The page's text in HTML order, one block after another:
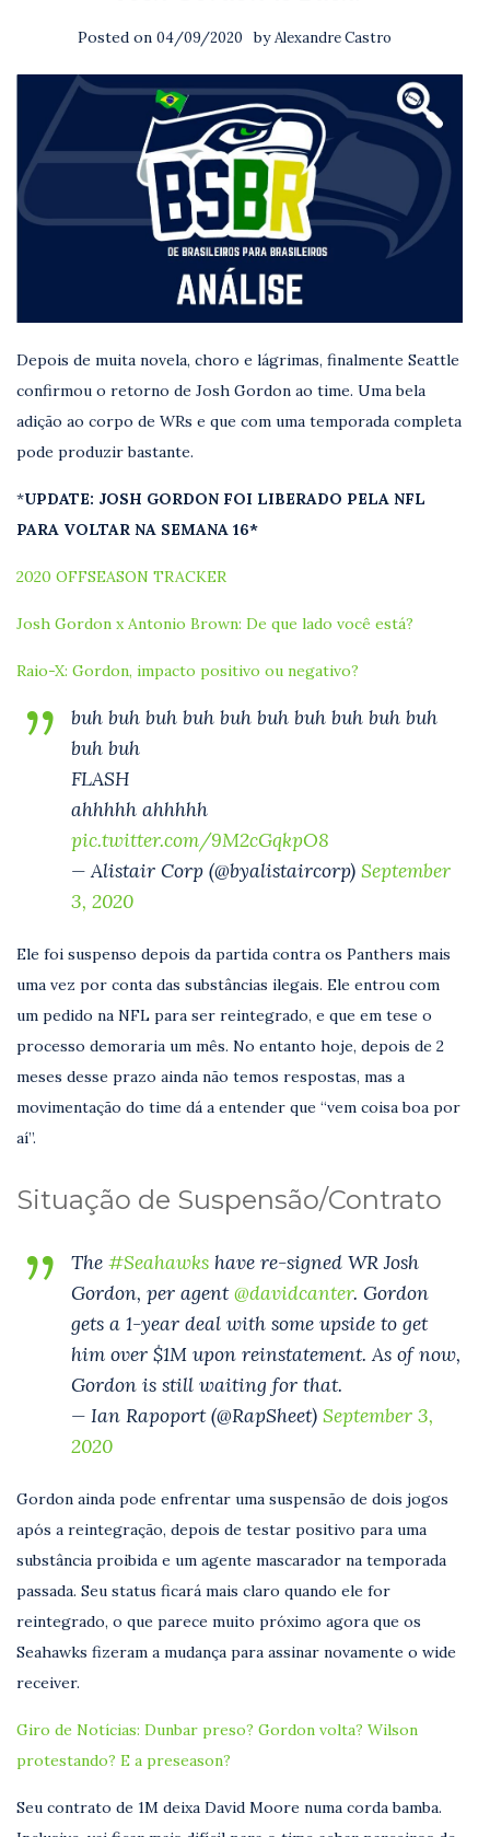
Posted on 04/09/2020 byAlexandre Castro
Depois de muita novela, choro e lágrimas, finalmente Seattle
confirmou o retorno de Josh Gordon ao time. Uma bela
adição ao corpo de WRs e que com uma temporada completa
pode produzir bastante.
*UPDATE: JOSH GORDON FOI LIBERADO PELA NFL
PARA VOLTAR NA SEMANA 16*
2020 OFFSEASON TRACKER
Josh Gordon x Antonio Brown: De que lado você está?
Raio-X: Gordon, impacto positivo ou negativo?
buh buh buh buh buh buh buh buh buh buh
buh buh
FLASH
ahhhhh ahhhhh
pic.twitter.com/9M2cGqkpO8
— Alistair Corp (@byalistaircorp) September
3, 2020
Ele foi suspenso depois da partida contra os Panthers mais
uma vez por conta das substâncias ilegais. Ele entrou com
um pedido na NFL para ser reintegrado, e que em tese o
processo demoraria um mês. No entanto hoje, depois de 2
meses desse prazo ainda não temos respostas, mas a
movimentação do time dá a entender que “vem coisa boa por
aí”.
Situação de Suspensão/Contrato
The #Seahawks have re-signed WR Josh
Gordon, per agent@davidcanter. Gordon
gets a 1-year deal with some upside to get
him over $1M upon reinstatement. As of now,
Gordon is still waiting for that.
— Ian Rapoport (@RapSheet) September 3,
2020
Gordon ainda pode enfrentar uma suspensão de dois jogos
após a reintegração, depois de testar positivo para uma
substância proibida e um agente mascarador na temporada
passada. Seu status ficará mais claro quando ele for
reintegrado, o que parece muito próximo agora que os
Seahawks fizeram a mudança para assinar novamente o wide
receiver.
Giro de Notícias: Dunbar preso? Gordon volta? Wilson
protestando? E a preseason?
Seu contrato de 1M deixa David Moore numa corda bamba.